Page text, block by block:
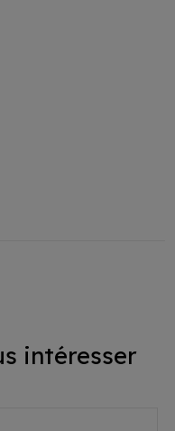
intéresser